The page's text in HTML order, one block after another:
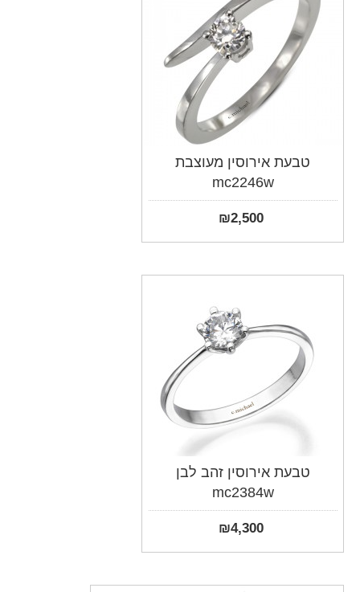
טבעת אירוסין מעוצבת
mc2246w
₪2,500
טבעת אירוסין זהב לבן
mc2384w
₪4,300